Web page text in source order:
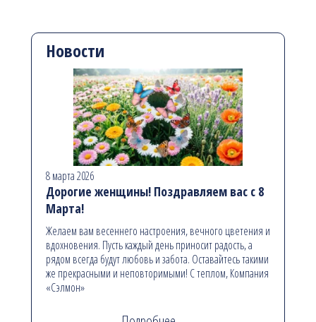
Новости
8 марта 2026
Дорогие женщины! Поздравляем вас с 8
Марта!
Желаем вам весеннего настроения, вечного цветения и
вдохновения. Пусть каждый день приносит радость, а
рядом всегда будут любовь и забота. Оставайтесь такими
же прекрасными и неповторимыми! С теплом, Компания
«Сэлмон»